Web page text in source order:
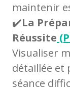
maintenir
✔️La
Réussite
Visualiser
détaillée et
séance